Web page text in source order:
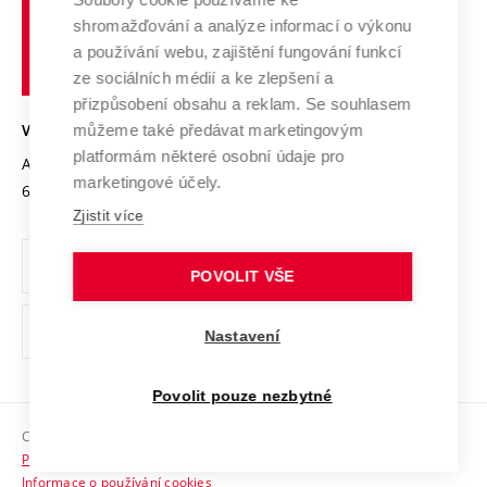
Výzkumné infrastruktury
Transfer znalostí
Open Science
Projekty
Projekty ze strukturálních fondů
Specifický výzkum
Služby univerzity
Mezinárodní dohody
Univerzitní sítě
Udržitelná univerzita
Podnikavá univerzita / ContriBUTe
Bezpečná univerzita
Vyznamenání
Organizační struktura
Ochrana osobních údajů
odkaz)
Sociální bezpečí
HR Award
učení
technické
VYSOKÉ UČENÍ TECHNICKÉ V BRNĚ
Antonínská 548/1
602 00 Brno
www.vut.cz
vut@vutbr.cz
Copyright © 2026 VUT
Prohlášení o přístupnosti
Informace o používání cookies
shromažďování a analýze informací o výkonu
a používání webu, zajištění fungování funkcí
ze sociálních médií a ke zlepšení a
přizpůsobení obsahu a reklam. Se souhlasem
můžeme také předávat marketingovým
platformám některé osobní údaje pro
marketingové účely.
Zjistit více
POVOLIT VŠE
Nastavení
Povolit pouze nezbytné